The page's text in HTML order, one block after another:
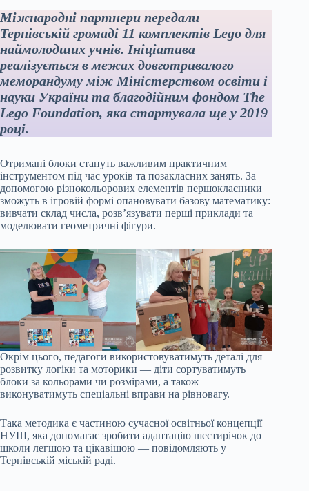
Міжнародні партнери передали
Тернівській громаді 11 комплектів Lego для
наймолодших учнів. Ініціатива
реалізується в межах довготривалого
меморандуму між Міністерством освіти і
науки України та благодійним фондом The
Lego Foundation, яка стартувала ще у 2019
році.
Отримані блоки стануть важливим практичним
інструментом під час уроків та позакласних занять. За
допомогою різнокольорових елементів першокласники
зможуть в ігровій формі опановувати базову математику:
вивчати склад числа, розв’язувати перші приклади та
моделювати геометричні фігури.
Окрім цього, педагоги використовуватимуть деталі для
розвитку логіки та моторики — діти сортуватимуть
блоки за кольорами чи розмірами, а також
виконуватимуть спеціальні вправи на рівновагу.
Така методика є частиною сучасної освітньої концепції
НУШ, яка допомагає зробити адаптацію шестирічок до
школи легшою та цікавішою — повідомляють у
Тернівській міській раді.